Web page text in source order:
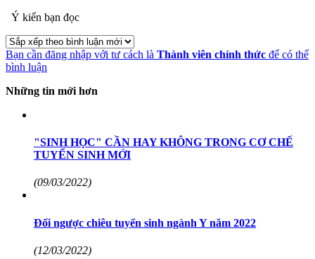
Ý kiến bạn đọc
Bạn cần đăng nhập với tư cách là Thành viên chính thức để có thể
bình luận
Những tin mới hơn
"SINH HỌC" CẦN HAY KHÔNG TRONG CƠ CHẾ
TUYỂN SINH MỚI
(09/03/2022)
Đổi ngược chiêu tuyển sinh ngành Y năm 2022
(12/03/2022)